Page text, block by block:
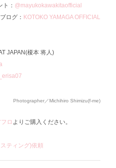
： @mayukokawakitaofficial
ログ： KOTOKO YAMAGA OFFICIAL
JAPAN(榎本 将人)
Photographer／Michihiro Shimizu(f-me)
ロ よりご購入ください。
ティング)依頼